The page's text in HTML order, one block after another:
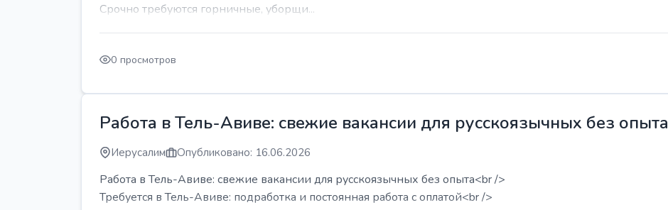
Срочно требуются горничные, уборщи...
0 просмотров
Работа в Тель-Авиве: свежие вакансии для русскоязычных без опыта
Иерусалим Опубликовано: 16.06.2026
Работа в Тель-Авиве: свежие вакансии для русскоязычных без опыта<br />
Требуется в Тель-Авиве: подработка и постоянная работа с оплатой<br />